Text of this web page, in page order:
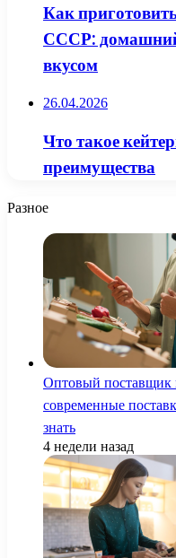
Как
СССР:
вкусом
26.04.2026
Что такое
преимущества
Разное
Оптовый поставщик
современные
знать
4 недели назад